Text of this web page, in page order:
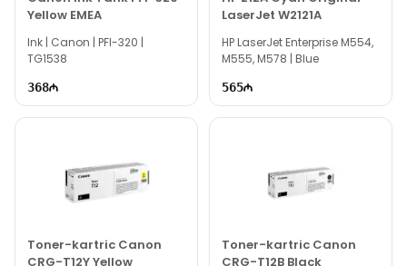
доступны ежедневно с 10:00 до 19:00.
Мы всегда готовы ответить на все вопросы, связанные с
моделью Canon C-EXV 54 Yellow IRC3125i, через
онлайн-поддержку на нашем сайте.
Вне рабочих часов вы можете связаться с нами по
Благодарим вас за проявленный интерес к нашей
компании!
Yellow EMEA
Ink | Canon | PFI-320 |
TG1538
368
LaserJet W2121A
HP LaserJet Enterprise M554,
M555, M578 | Blue
565
Toner-kartric Canon
CRG-T12Y Yellow
Toner-kartric Canon
CRG-T12B Black